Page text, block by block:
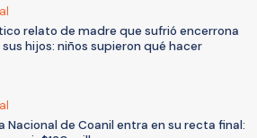
relato de madre que sufrió encerrona
hijos: niños supieron qué hacer
Nacional de Coanil entra en su recta final: